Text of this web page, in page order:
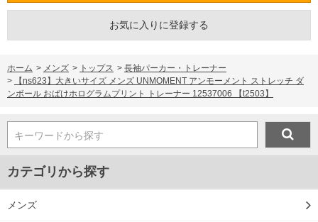
お気に入りに登録する
ホーム > メンズ > トップス > 長袖パーカー・トレーナー
>
【ns623】大きいサイズ メンズ UNMOMENT アンモーメント ストレッチ ダ
ンボール おばけホログラムプリント トレーナー 12537006 【t2503】
キーワードから探す
カテゴリから探す
メンズ